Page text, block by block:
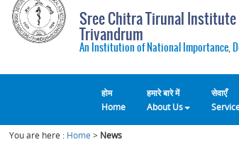
Sree Chitra Tirunal Institute
Trivandrum
An Institution of National Importance,
होम
Home
हमारे बारे में
About Us
सेवाएँ
You are here : Home > News